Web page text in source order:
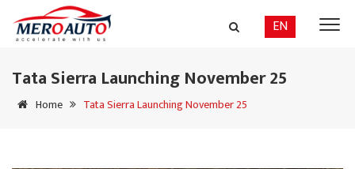
EN
Tata Sierra Launching November 25
Home Tata Sierra Launching November 25